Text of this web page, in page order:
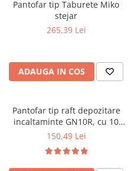
Saltele Pocket
Saltele cu arcuri impachetate
individual
Saltele Memory Foam
Saltele Memory Pocket
Saltele cu spuma
Saltele cu spuma
Saltele cu spuma poliuretanica
Noptiere
Mobilier living
Mobila living
Comode living
Set mese plus scaune
Scaune birou
Scaune profesionale
Scaune birou copii
Scaune gradinita
Scaune conferinta
Scaune terasa si outdoor
Pantofar tip Taburete Miko
stejar
265,39 Lei
ADAUGA IN COS
Pantofar tip raft depozitare
incaltaminte GN10R, cu 10
polite textile, capacitate 24
150,49 Lei